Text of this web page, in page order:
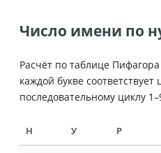
Число имени по
Расчёт по таблице
каждой букве
последовательному циклу
Н У Р